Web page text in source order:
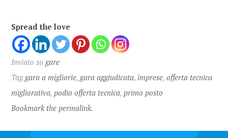
Spread the love
Inviato sugare
Taggara a migliorie,gara aggiudicata, imprese,offerta tecnica
migliorativa, podio offerta tecnica, primo posto
Bookmark the permalink.